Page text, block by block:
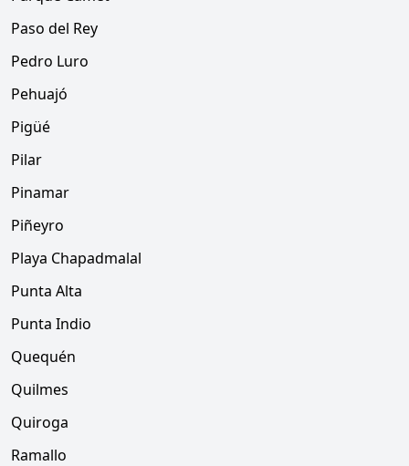
Paso del Rey
Pedro Luro
Pehuajó
Pigüé
Pilar
Pinamar
Piñeyro
Playa Chapadmalal
Punta Alta
Punta Indio
Quequén
Quilmes
Quiroga
Ramallo